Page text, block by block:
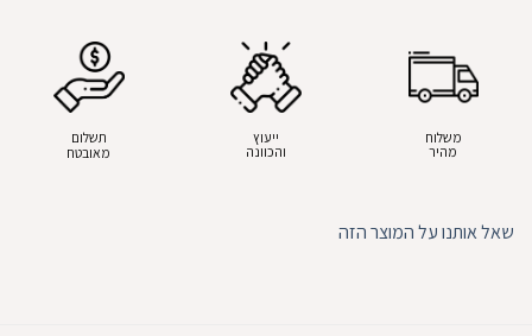
משלוח
מהיר
ייעוץ
והכוונה
תשלום
מאובטח
שאל אותנו על המוצר הזה